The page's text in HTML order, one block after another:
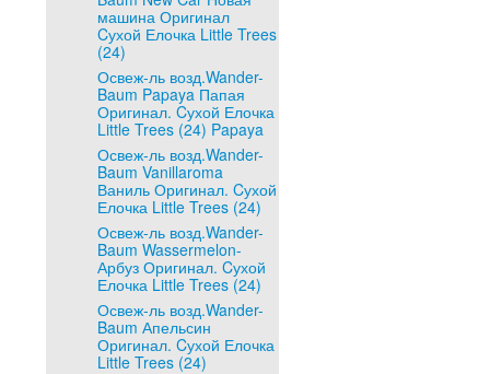
машина Оригинал
Cухой Елочка Little Trees
(24)
Освеж-ль возд.Wander-
Baum Papaya Папая
Оригинал. Cухой Елочка
Little Trees (24) Papaya
Освеж-ль возд.Wander-
Baum Vanillaroma
Ваниль Оригинал. Cухой
Елочка Little Trees (24)
Освеж-ль возд.Wander-
Baum Wassermelon-
Арбуз Оригинал. Cухой
Елочка Little Trees (24)
Освеж-ль возд.Wander-
Baum Апельсин
Оригинал. Cухой Елочка
Little Trees (24)